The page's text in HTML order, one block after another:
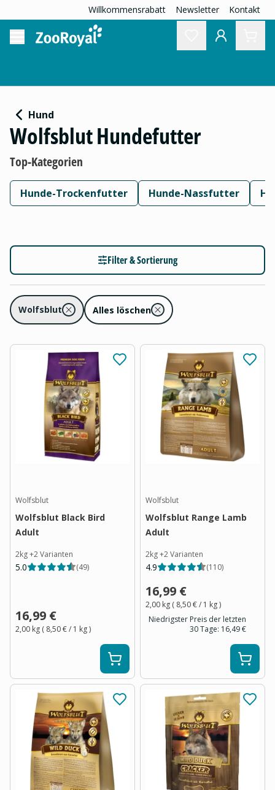
Willkommensrabatt Newsletter Kontakt
Hund
Wolfsblut Hundefutter
Top-Kategorien
Hunde-Trockenfutter Hunde-Nassfutter
Filter & Sortierung
Wolfsblut Alles löschen
Wolfsblut
Wolfsblut Black Bird
Adult
2kg+2Varianten
5.0 (49)
16,99 €
2,00 kg ( 8,50 €/ 1 kg)
Wolfsblut
Wolfsblut Range Lamb
Adult
2kg+2Varianten
4.9 (110)
16,99 €
2,00 kg ( 8,50 €/ 1 kg)
Niedrigster Preis der letzten
30 Tage: 16,49 €